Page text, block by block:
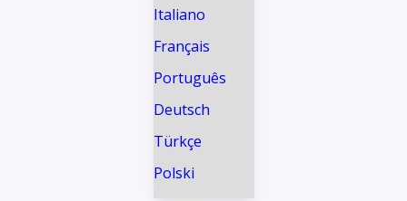
Italiano
Français
Português
Deutsch
Türkçe
Polski